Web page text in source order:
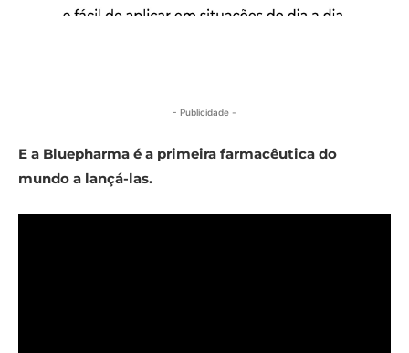
- Publicidade -
E a Bluepharma é a primeira farmacêutica do
mundo a lançá-las.